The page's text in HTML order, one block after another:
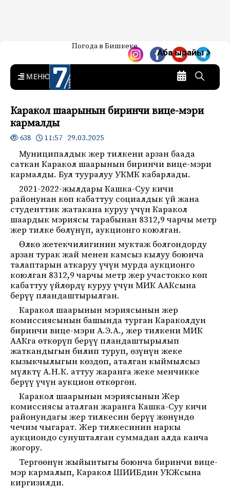
7-канал. Жаңылыктар —
Кыргызстан
Жаңылыктар — Кыргызстан
Погода в Бишкеке
Аба ырайы
MENU
Каракол шаарынын биринчи вице-мэри
кармалды
638 11:57 29.03.2025
Муниципалдык жер тилкени арзан баада
саткан Каракол шаарынын биринчи вице-мэри
кармалды. Бул тууралуу УКМК кабарлады.
2021-2022-жылдары Кашка-Суу кичи
районунан көп кабаттуу социалдык үй жана
студенттик жатакана куруу үчүн Каракол
шаардык мэриясы тарабынан 8312,9 чарчы метр
жер тилке бөлүнүп, аукционго коюлган.
Өлкө жетекчилигинин муктаж болгондорду
арзан турак жай менен камсыз кылуу боюнча
талаптарын аткаруу үчүн мурда аукционго
коюлган 8312,9 чарчы метр жер участокко көп
кабаттуу үйлөрдү куруу үчүн МИК ААКсына
берүү пландаштырылган.
Каракол шаарынын мэриясынын жер
комиссиясынын башында турган Караколдун
биринчи вице-мэри А.Э.А., жер тилкени МИК
ААКга өткөрүп берүү пландаштырылып
жаткандыгын билип туруп, өзүнүн жеке
кызыкчылыгын көздөп, аталган кыймылсыз
мүлктү А.Н.К. аттуу жаранга жеке менчикке
берүү үчүн аукцион өткөргөн.
Каракол шаарынын мэриясынын Жер
комиссиясы аталган жаранга Кашка-Суу кичи
районундагы жер тилкесин берүү жөнүндө
чечим чыгарат. Жер тилкесинин наркы
аукциондо сунушталган суммадан алда канча
жогору.
Тергөөнүн жыйынтыгы боюнча биринчи вице-
мэр кармалып, Каракол ШИИБдин УКЖсына
киргизилди.